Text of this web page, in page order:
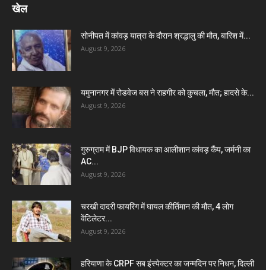
खेल
सोनीपत में कांवड़ यात्रा के दौरान श्रद्धालु की मौत, बारिश में...
August 9, 2026
यमुनानगर में रोडवेज बस ने राहगीर को कुचला, मौत; हादसे के...
August 9, 2026
गुरुग्राम में BJP विधायक का आलीशान कांवड़ कैंप, जर्मनी का
AC...
August 9, 2026
चरखी दादरी फायरिंग में घायल कीर्तिमान की मौत, 4 लोग
वेंटिलेटर...
August 9, 2026
हरियाणा के CRPF सब इंस्पेक्टर का जन्मदिन पर निधन, दिल्ली